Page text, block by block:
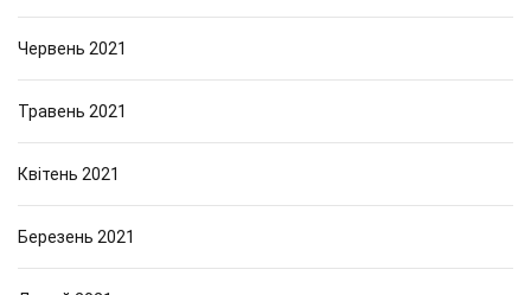
Червень 2021
Травень 2021
Квітень 2021
Березень 2021